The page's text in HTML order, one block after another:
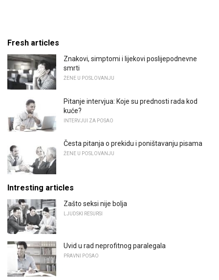
Fresh articles
Znakovi, simptomi i lijekovi poslijepodnevne
smrti
ŽENE U POSLOVANJU
Pitanje intervjua: Koje su prednosti rada kod
kuće?
INTERVJUI ZA POSAO
Česta pitanja o prekidu i poništavanju pisama
ŽENE U POSLOVANJU
Intresting articles
Zašto seksi nije bolja
LJUDSKI RESURSI
Uvid u rad neprofitnog paralegala
PRAVNI POSAO